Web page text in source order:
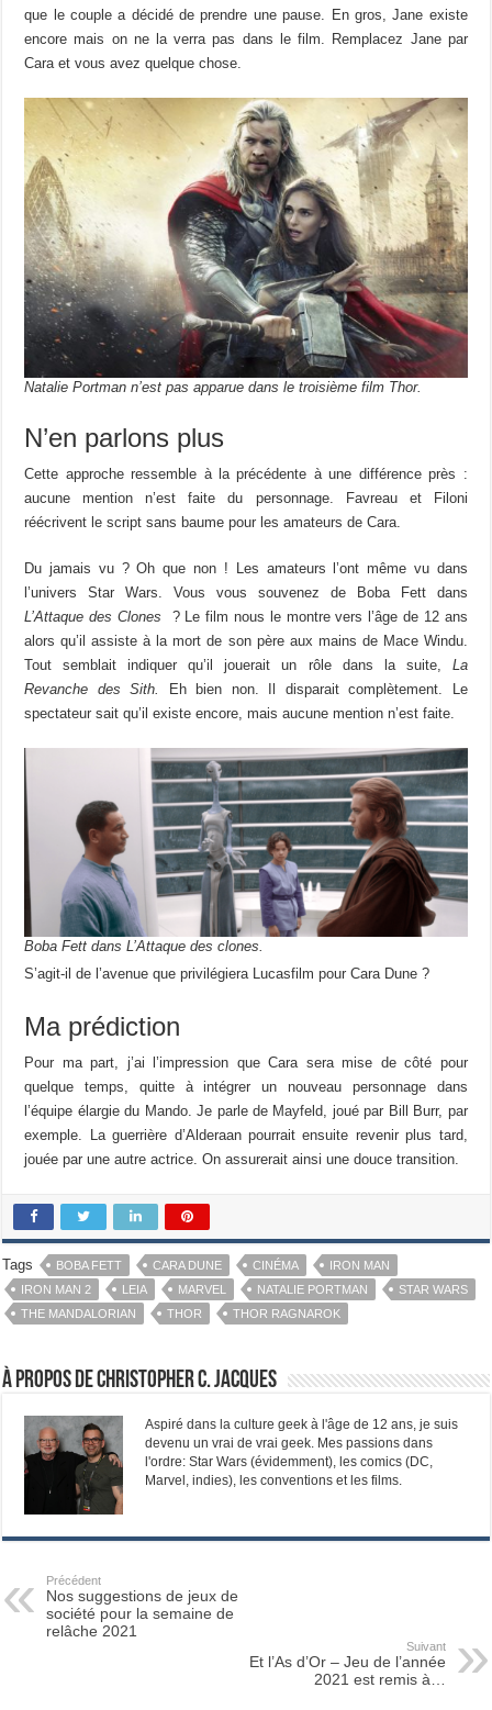
que le couple a décidé de prendre une pause. En gros, Jane existe
encore mais on ne la verra pas dans le film. Remplacez Jane par
Cara et vous avez quelque chose.
Natalie Portman n’est pas apparue dans le troisième film Thor.
N’en parlons plus
Cette approche ressemble à la précédente à une différence près :
aucune mention n’est faite du personnage. Favreau et Filoni
réécrivent le script sans baume pour les amateurs de Cara.
Du jamais vu ? Oh que non ! Les amateurs l’ont même vu dans
l’univers Star Wars. Vous vous souvenez de Boba Fett dans
L’Attaque des Clones
? Le film nous le montre vers l’âge de 12 ans
alors qu’il assiste à la mort de son père aux mains de Mace Windu.
Tout semblait indiquer qu’il jouerait un rôle dans la suite, La
Revanche des Sith.
Eh bien non. Il disparait complètement. Le
spectateur sait qu’il existe encore, mais aucune mention n’est faite.
Boba Fett dans L’Attaque des clones.
S’agit-il de l’avenue que privilégiera Lucasfilm pour Cara Dune ?
Ma prédiction
Pour ma part, j’ai l’impression que Cara sera mise de côté pour
quelque temps, quitte à intégrer un nouveau personnage dans
l’équipe élargie du Mando. Je parle de Mayfeld, joué par Bill Burr, par
exemple. La guerrière d’Alderaan pourrait ensuite revenir plus tard,
jouée par une autre actrice. On assurerait ainsi une douce transition.
Tags BOBA FETT CARA DUNE CINÉMA
IRON MAN
IRON MAN 2
LEIA MARVEL NATALIE PORTMAN
STAR WARS
THE MANDALORIAN
THOR THOR RAGNAROK
À propos de Christopher C. Jacques
Aspiré dans la culture geek à l'âge de 12 ans, je suis
devenu un vrai de vrai geek. Mes passions dans
l'ordre: Star Wars (évidemment), les comics (DC,
Marvel, indies), les conventions et les films.
Précédent
Nos suggestions de jeux de
société pour la semaine de
relâche 2021
Suivant
Et l’As d’Or – Jeu de l’année
2021 est remis à…